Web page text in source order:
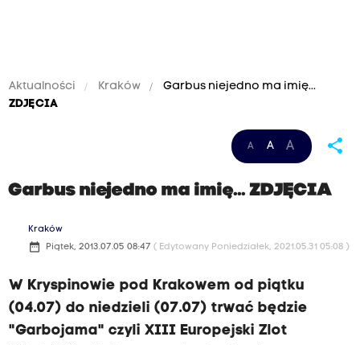
Aktualności Kraków
Garbus niejedno ma imię...
ZDJĘCIA
A A A share
Garbus niejedno ma imię...ZDJĘCIA
Kraków
date_range Piątek, 2013.07.05 08:47 ( Edytowany Poniedziałek, 2021.05.31 05:08 )
W Kryspinowie pod Krakowem od piątku
(04.07) do niedzieli (07.07) trwać będzie
"Garbojama" czyli XIII Europejski Zlot